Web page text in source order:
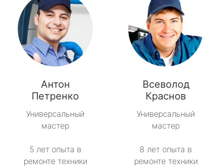
Антон
Петренко
Универсальный
мастер
5 лет опыта в
ремонте техники
Всеволод
Краснов
Универсальный
мастер
8 лет опыта в
ремонте техники